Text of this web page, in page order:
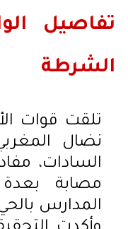
تفاصيل
الشرطة
تلقت قوات
نضال
السادات،
مصابة
المدارس